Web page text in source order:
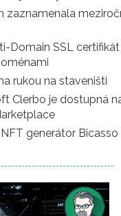
zaznamenala
Domain SSL certifikát
rukou na staveništi
Clerbo je dostupná
generátor Bicasso